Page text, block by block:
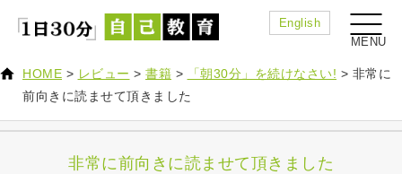
English
HOME > レビュー > 書籍 > 「朝30分」を続けなさい! > 非常に
前向きに読ませて頂きました
非常に前向きに読ませて頂きました